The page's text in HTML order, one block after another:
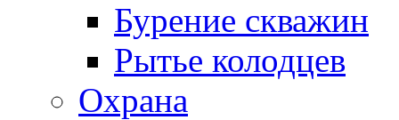
Бурение скважин
Рытье колодцев
Охрана